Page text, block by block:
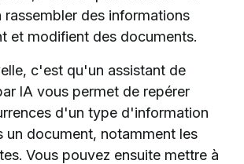
rassembler des informations
et modifient des documents.
c'est qu'un assistant de
IA vous permet de repérer
d'un type d'information
un document, notamment les
Vous pouvez ensuite mettre à